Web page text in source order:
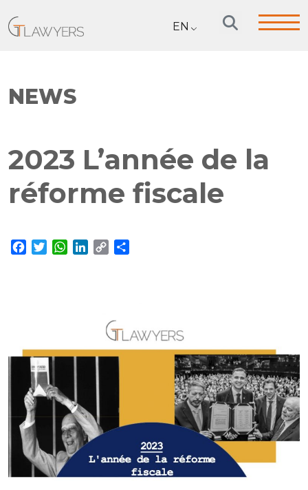
EN
NEWS
2023 L’année de la
réforme fiscale
Facebook
TwitterWhatsApp
LinkedIn
Copy